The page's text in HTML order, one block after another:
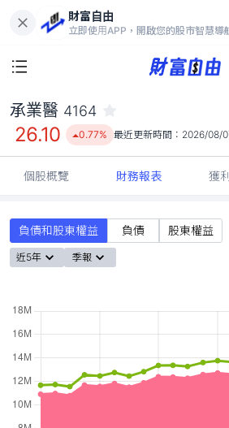
財富自由
立即使用APP，開啟您的股市智慧導
26.10
0.77%
承業醫 4164
26.10 0.77% 最近更新時間： 2026/08/
個股概覽 財務報表 獲
負債和股東權益 負債 股東權益
近5年 季報